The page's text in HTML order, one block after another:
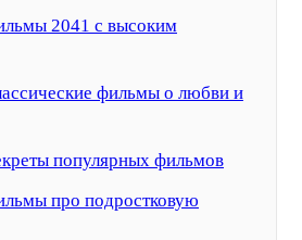
2041 с высоким
фильмы о любви и
популярных фильмов
про подростковую